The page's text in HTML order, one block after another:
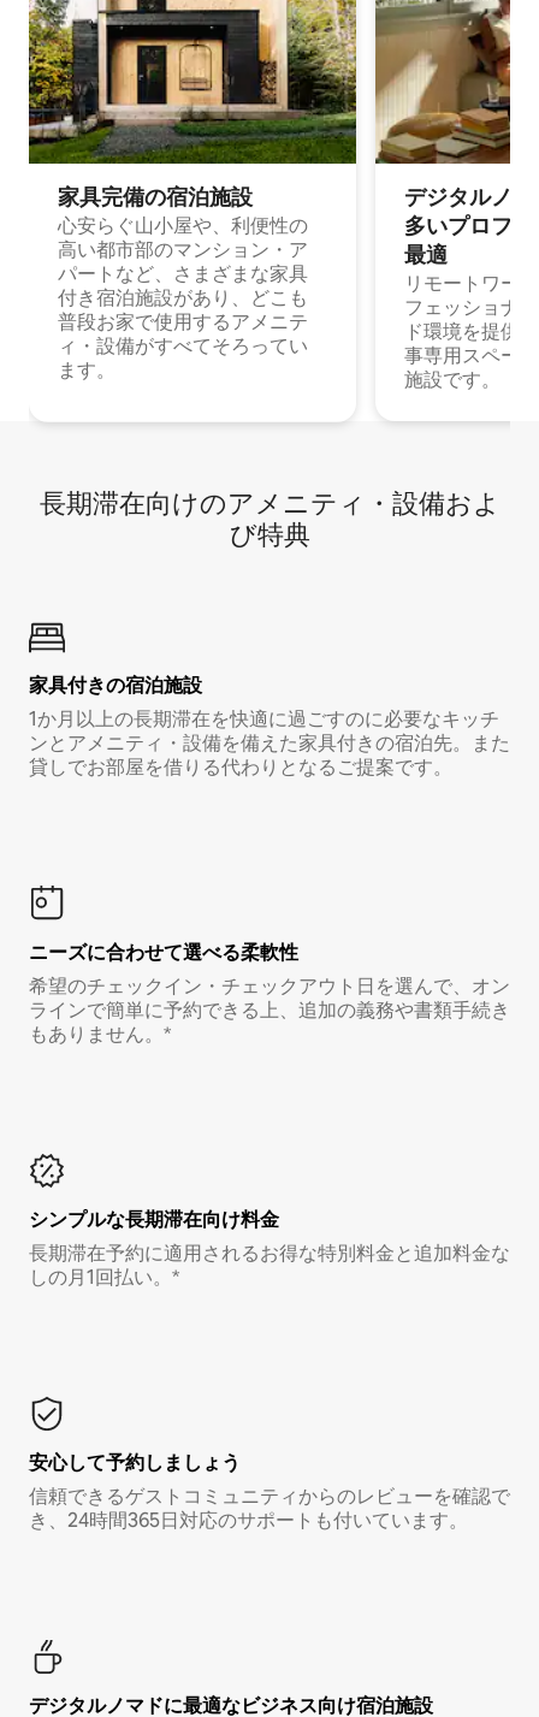
家具完備の宿⁠泊⁠施⁠設
心安らぐ山小屋や、利便性の
高い都市部のマンション・ア
パートなど、さまざまな家具
付き宿泊施設があり、どこも
普段お家で使用するアメニテ
ィ・設備がすべてそろってい
ます。
デジタルノ
多⁠いプ⁠ロ⁠フ⁠
最⁠適
リモートワー
フェッショナ
ド環境を提供
事専用スペー
施設です。
長期滞在向け⁠のア⁠メ⁠ニ⁠テ⁠ィ⁠・設⁠備⁠およ
び特⁠典
家具付き⁠の宿⁠泊⁠施⁠設
1か月以上の長期滞在を快適に過ごすのに必要なキッチ
ンとアメニティ・設備を備えた家具付きの宿泊先。また
貸しでお部屋を借りる代わりとなるご提案です。
ニーズに合わせて選べる柔軟性
希望のチェックイン・チェックアウト日を選んで、オン
ラインで簡単に予約できる上、追加の義務や書類手続き
もありません。*
シンプルな長期滞在向け料金
長期滞在予約に適用されるお得な特別料金と追加料金な
しの月1回払い。*
安心して予約しましょう
信頼できるゲストコミュニティからのレビューを確認で
き、24時間365日対応のサポートも付いています。
デジタルノマド⁠に最⁠適⁠なビ⁠ジ⁠ネ⁠ス⁠向⁠け宿⁠泊⁠施⁠設